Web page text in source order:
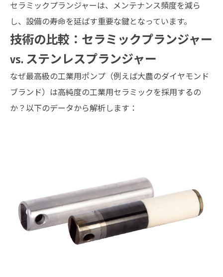
セラミックプランジャーは、メンテナンス頻度を減ら
し、設備の寿命を延ばす重要な鍵となっています。
技術の比較：セラミックプランジャー
vs. ステンレスプランジャー
なぜ最高級の工業用ポンプ（例えば大農のダイヤモンド
ブランド）は高純度の工業用セラミックを採用するの
か？以下のデータから解析します：